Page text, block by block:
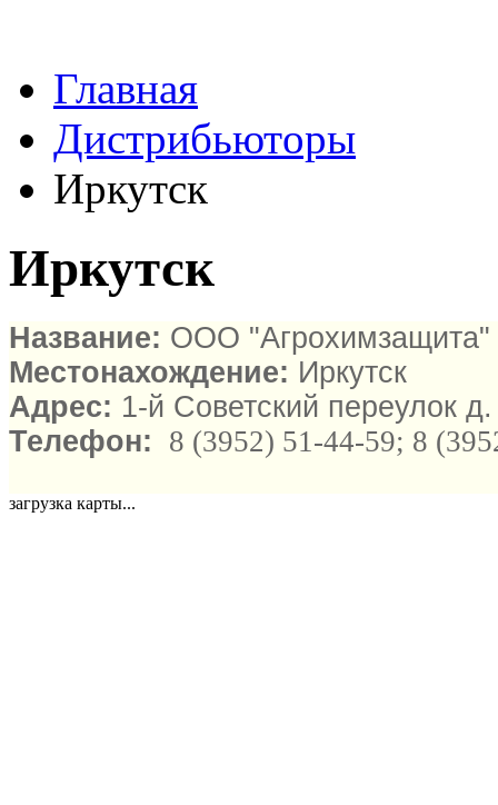
Главная
Дистрибьютoры
Иркутск
Иркутск
Название: ООО "Агрохимзащита"
Местонахождение: Иркутск
Адрес: 1-й Советский переулок
Телефон: 8 (3952) 51-44-59; 8
загрузка карты...